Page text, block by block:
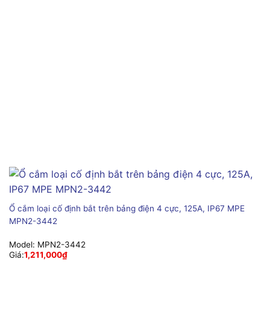
Ổ cắm loại cố định bắt trên bảng điện 4 cực, 125A, IP67 MPE
MPN2-3442
Model: MPN2-3442
Giá:1,211,000₫